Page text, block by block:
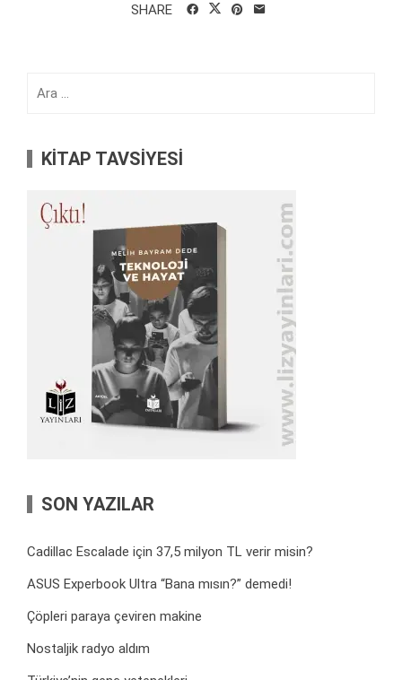
SHARE
KİTAP TAVSİYESİ
SON YAZILAR
Cadillac Escalade için 37,5 milyon TL verir misin?
ASUS Experbook Ultra “Bana mısın?” demedi!
Çöpleri paraya çeviren makine
Nostaljik radyo aldım